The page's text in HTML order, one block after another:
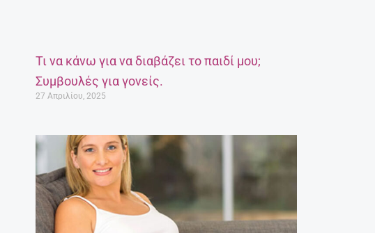
Τι να κάνω για να διαβάζει το παιδί μου;
Συμβουλές για γονείς.
27 Απριλίου, 2025